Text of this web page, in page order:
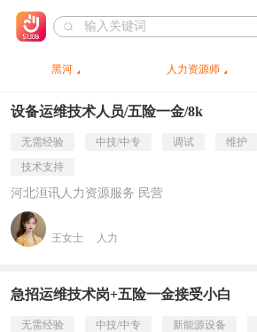
黑河 人力资源师
设备运维技术人员/五险一金/8k
无需经验 中技/中专 调试 维护
技术支持
河北洹讯人力资源服务 民营
王女士 人力
急招运维技术岗+五险一金接受小白
无需经验 中技/中专 新能源设备